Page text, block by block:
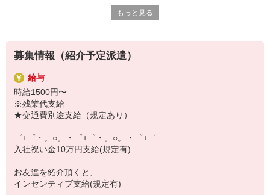
スマホの裏ワザを学べるチャンス♪
￣￣￣￣￣￣￣￣￣￣￣
▼オフィスワーク
事務、経理、データ入力、コールセンター、受付
▼工場・製造・軽作業系
機械/食品製造・梱包・仕分け・加工・組立・検査
▼美容系
眉毛サロンのアイブロウ・ネイリスト・エステ
▼営業・販売
法人営業・アパレル販売・個別指導塾・人材紹介
▼人気案件も多数♪
短期・期間限定・オープニング・官公庁案件
上場/優良/大手企業など
【スマホ面接実施中】
満足度◎
■携帯やインターネット販売業務
docomo(ドコモ)/au(エーユー)・KDDI/softbank(ソフトバンク)など
の大手キャリアから
ワイモバイル(Y!mobille)、楽天モバイル、UQなど格安スマホまで幅
広く紹介可能♪
もっと見る
募集情報（紹介予定派遣）
給与
時給1500円〜
※残業代支給
★交通費別途支給（規定あり）
゜+゜・。○。・゜+゜・。○。・゜+゜
入社祝い金10万円支給(規定有)
お友達を紹介頂くと,
インセンティブ支給(規定有)